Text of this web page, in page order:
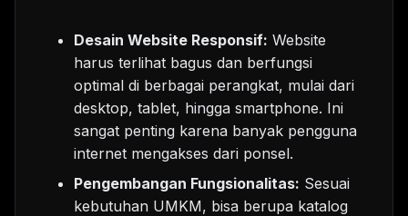
Desain Website Responsif: Website
harus terlihat bagus dan berfungsi
optimal di berbagai perangkat, mulai dari
desktop, tablet, hingga smartphone. Ini
sangat penting karena banyak pengguna
internet mengakses dari ponsel.
Pengembangan Fungsionalitas: Sesuai
kebutuhan UMKM, bisa berupa katalog